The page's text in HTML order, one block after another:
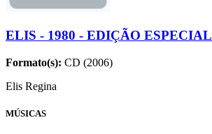
ELIS - 1980 - EDIÇÃO ESPECIAL
Formato(s): CD (2006)
Elis Regina
MÚSICAS